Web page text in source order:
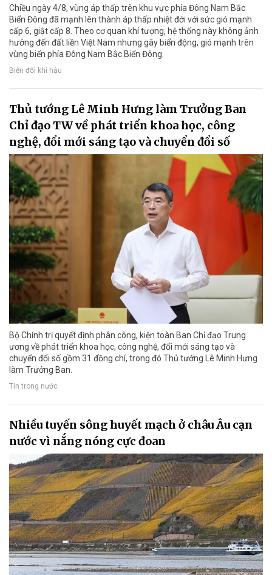
Chiều ngày 4/8, vùng áp thấp trên khu vực phía Đông Nam Bắc
Biển Đông đã mạnh lên thành áp thấp nhiệt đới với sức gió mạnh
cấp 6, giật cấp 8. Theo cơ quan khí tượng, hệ thống này không ảnh
hưởng đến đất liền Việt Nam nhưng gây biển động, gió mạnh trên
vùng biển phía Đông Nam Bắc Biển Đông.
Biến đổi khí hậu
Thủ tướng Lê Minh Hưng làm Trưởng Ban
Chỉ đạo TW về phát triển khoa học, công
nghệ, đổi mới sáng tạo và chuyển đổi số
Bộ Chính trị quyết định phân công, kiện toàn Ban Chỉ đạo Trung
ương về phát triển khoa học, công nghệ, đổi mới sáng tạo và
chuyển đổi số gồm 31 đồng chí, trong đó Thủ tướng Lê Minh Hưng
làm Trưởng Ban.
Tin trong nước
Nhiều tuyến sông huyết mạch ở châu Âu cạn
nước vì nắng nóng cực đoan